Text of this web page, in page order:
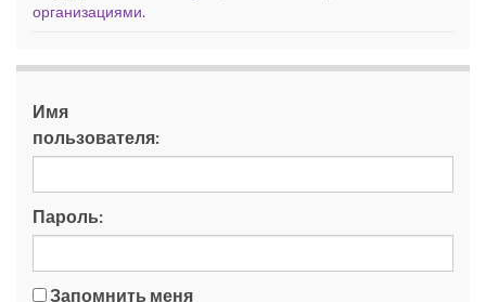
организациями.
Имя
пользователя:
Пароль:
Запомнить меня